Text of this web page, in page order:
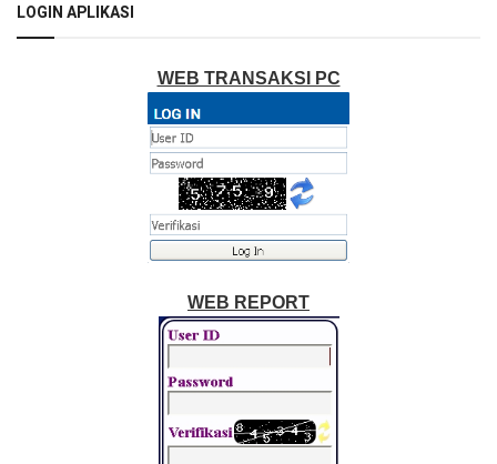
LOGIN APLIKASI
WEB TRANSAKSI PC
WEB REPORT